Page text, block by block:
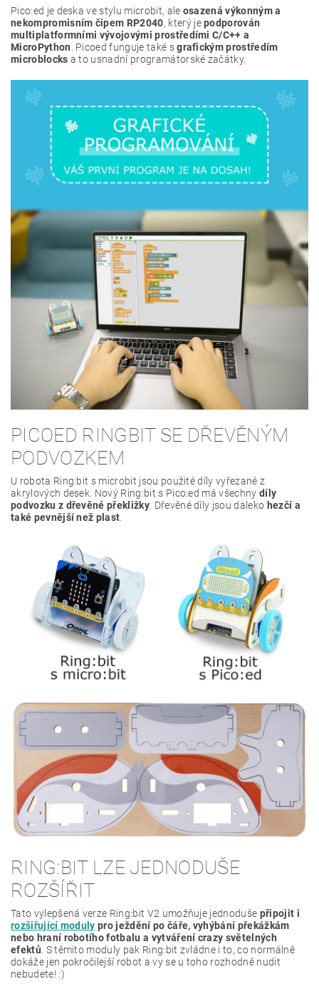
Pico:ed je deska ve stylu microbit, ale osazená výkonným a
nekompromisním čipem RP2040, který jepodporován
multiplatformními vývojovými prostředími C/C++ a
MicroPython . Picoed funguje také sgrafickým prostředím
microblocks a to usnadní programátorské začátky.
PICOED RINGBIT SE DŘEVĚNÝM
PODVOZKEM
U robota Ring:bit s microbit jsou použité díly vyřezané z
akrylových desek. Nový Ring:bit s Pico:ed má všechny díly
podvozku z dřevěné překližky. Dřevěné díly jsou daleko hezčí a
také pevnější než plast
RING:BIT LZE JEDNODUŠE
ROZŠÍŘIT
Tato vylepšená verze Ring:bit V2 umožňuje jednoduše připojit i
rozšiřující moduly pro ježdění po čáře, vyhýbání překážkám
nebo hraní robotího fotbalu a vytváření crazy světelných
efektů . S těmito moduly pak Ring:bit zvládne i to, co normálně
dokáže jen pokročilejší robot a vy se u toho rozhodně nudit
nebudete! :)